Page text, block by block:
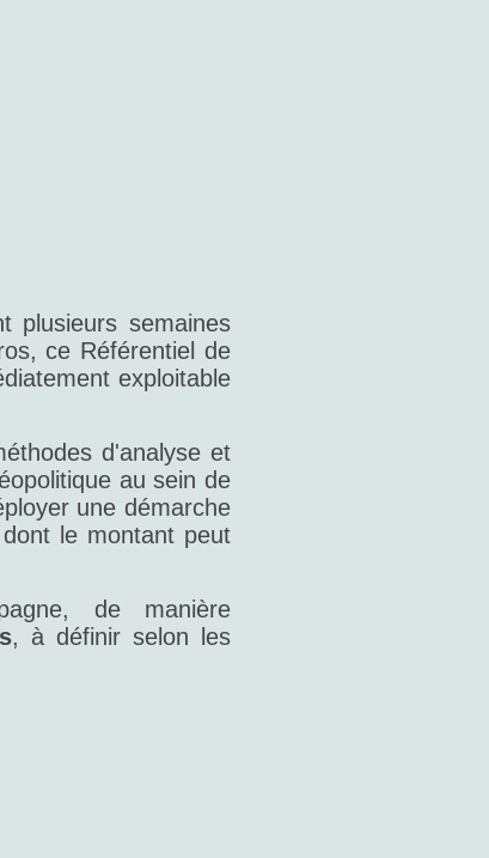
plusieurs semaines
ce Référentiel de
exploitable
d'analyse et
au sein de
une démarche
le montant peut
de manière
, à définir selon les